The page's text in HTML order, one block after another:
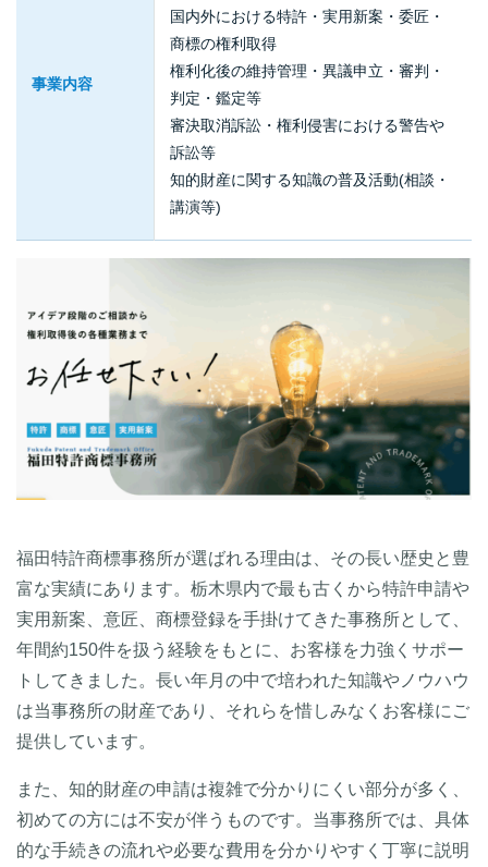
事業内容
国内外における特許・実用新案・委匠・
商標の権利取得
権利化後の維持管理・異議申立・審判・
判定・鑑定等
審決取消訴訟・権利侵害における警告や
訴訟等
知的財産に関する知識の普及活動(相談・
講演等)
福田特許商標事務所が選ばれる理由は、その長い歴史と豊
富な実績にあります。栃木県内で最も古くから特許申請や
実用新案、意匠、商標登録を手掛けてきた事務所として、
年間約150件を扱う経験をもとに、お客様を力強くサポー
トしてきました。長い年月の中で培われた知識やノウハウ
は当事務所の財産であり、それらを惜しみなくお客様にご
提供しています。
また、知的財産の申請は複雑で分かりにくい部分が多く、
初めての方には不安が伴うものです。当事務所では、具体
的な手続きの流れや必要な費用を分かりやすく丁寧に説明